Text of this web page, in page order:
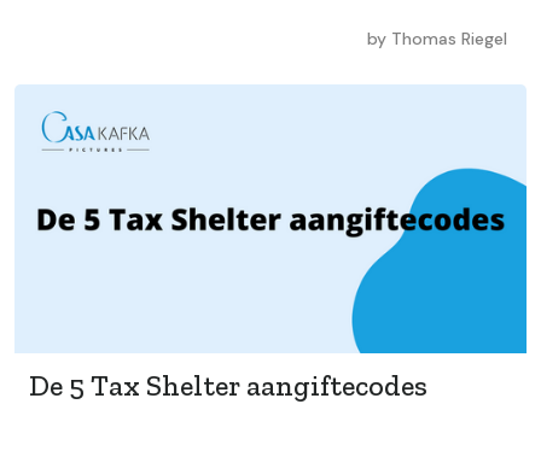
by Thomas Riegel
De 5 Tax Shelter aangiftecodes